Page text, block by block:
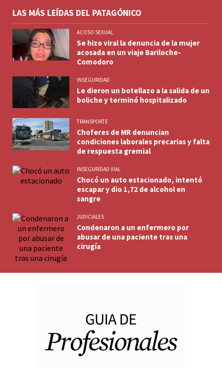
LAS MÁS LEÍDAS DEL PATAGÓNICO
ACOSO SEXUAL
Se hizo viral la denuncia de la mujer
acosada en un viaje Bariloche-
Comodoro
INSEGURIDAD
Le dieron un botellazo a la salida de un
boliche y terminó hospitalizado
TRANSPORTE
Choferes de MR denuncian
condiciones laborales precarias y falta
de respuesta gremial
INSEGURIDAD VIAL
Chocó un auto estacionado, intentó
escapar y dio 1,72 de alcohol en
sangre
JUDICIALES
Condenaron a un enfermero por
abusar de una paciente tras una
cirugía